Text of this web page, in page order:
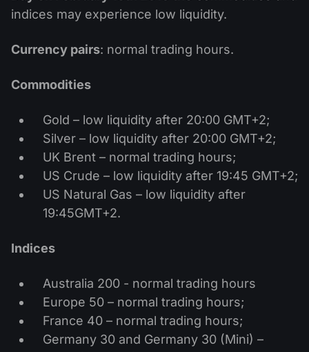
什麼是ECN交易?
什麼是外匯經紀商?
indices may experience low liquidity.
Currency pairs: normal trading hours.
Commodities
Gold – low liquidity after 20:00 GMT+2;
Silver – low liquidity after 20:00 GMT+2;
UK Brent – normal trading hours;
US Crude – low liquidity after 19:45 GMT+2;
US Natural Gas – low liquidity after
19:45GMT+2.
Indices
Australia 200 - normal trading hours
Europe 50 – normal trading hours;
France 40 – normal trading hours;
Germany 30 and Germany 30 (Mini) –